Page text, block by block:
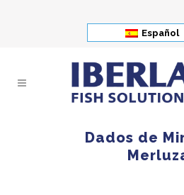
Español
Dados de